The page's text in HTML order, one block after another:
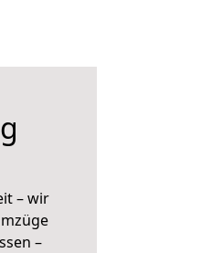
– wir
–